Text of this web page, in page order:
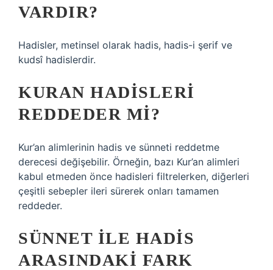
VARDIR?
Hadisler, metinsel olarak hadis, hadis-i şerif ve
kudsî hadislerdir.
KURAN HADISLERI
REDDEDER MI?
Kur’an alimlerinin hadis ve sünneti reddetme
derecesi değişebilir. Örneğin, bazı Kur’an alimleri
kabul etmeden önce hadisleri filtrelerken, diğerleri
çeşitli sebepler ileri sürerek onları tamamen
reddeder.
SÜNNET ILE HADIS
ARASINDAKI FARK